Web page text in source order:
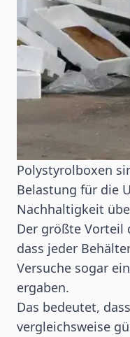
Polystyrolboxen
Belastung für die
Nachhaltigkeit
Der größte Vorteil
dass jeder
Versuche sogar
ergaben.
Das bedeutet,
vergleichsweise